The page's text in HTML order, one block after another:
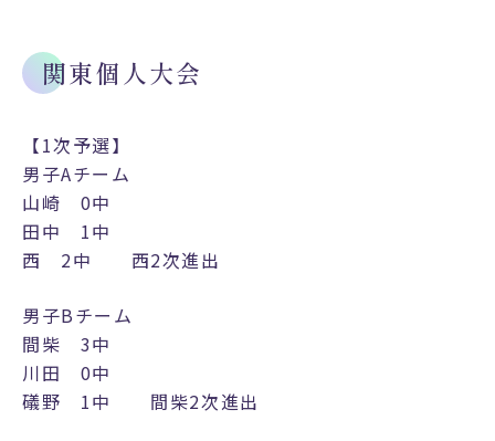
関東個人大会
【1次予選】
男子Aチーム
山崎 0中
田中 1中
西 2中 西2次進出
男子Bチーム
間柴 3中
川田 0中
礒野 1中 間柴2次進出